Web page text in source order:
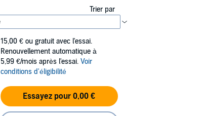
Trier par
15,00 € ou gratuit avec l'essai.
Renouvellement automatique à
5,99 €/mois après l'essai. Voir
conditions d'éligibilité
Essayez pour 0,00 €